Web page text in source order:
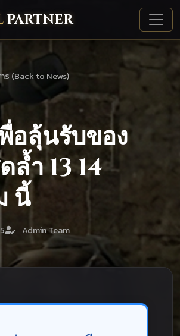
PARTNER
ร (Back to News)
อลุ้นรับของ
ล้ำ 13 14
นี้
Admin Team